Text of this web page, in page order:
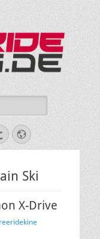
TumblrWebsite
Ski
X-Drive